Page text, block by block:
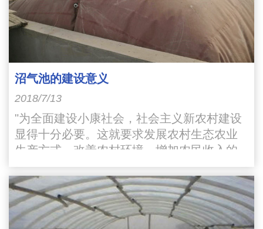
沼气池的建设意义
2018/7/13
"为全面建设小康社会，社会主义新农村建设
显得十分必要。这就要求发展农村生态农业
生产方式，改善农村环境，增加农民收入的
宏伟目标。其中综合利用沼气池就是改变农
村环境的一个重要途径"